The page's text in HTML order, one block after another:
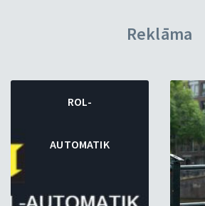
Reklāma
ROL-
AUTOMATIK